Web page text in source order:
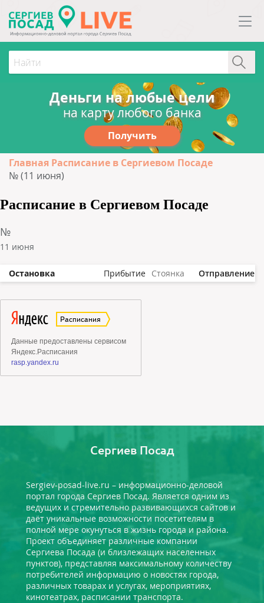
Деньги на любые цели
на карту любого банка
Получить
Главная Расписание в Сергиевом Посаде
№ (11 июня)
Расписание в Сергиевом Посаде
№
11 июня
Остановка Прибытие Стоянка Отправление
Сергиев Посад
Sergiev-posad-live.ru – информационно-деловой
портал города Сергиев Посад. Является одним из
ведущих и стремительно развивающихся сайтов и
даёт уникальные возможности посетителям в
полной мере окунуться в жизнь города и района.
Проект объединяет различные компании
Сергиева Посада (и близлежащих населенных
пунктов), представляя максимальному количеству
потребителей информацию о новостях города,
различных товарах и услугах, мероприятиях,
кинотеатрах, расписании транспорта.